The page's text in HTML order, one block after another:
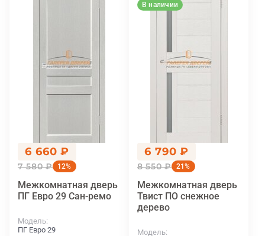
6 660 ₽
7 580 ₽ 12%
Межкомнатная дверь
ПГ Евро 29 Сан-ремо
Модель
ПГ Евро 29
В наличии
6 790 ₽
8 550 ₽ 21%
Межкомнатная дверь
Твист ПО снежное
дерево
Модель